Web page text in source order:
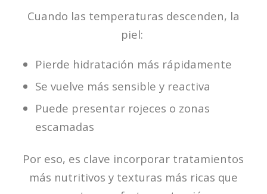
Cuando las temperaturas descenden, la
piel:
Pierde hidratación más rápidamente
Se vuelve más sensible y reactiva
Puede presentar rojeces o zonas
escamadas
Por eso, es clave incorporar tratamientos
más nutritivos y texturas más ricas que